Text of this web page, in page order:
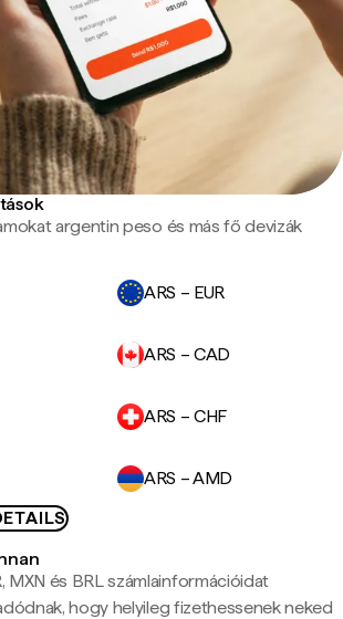
argentin peso és más fő devizák
ARS – EUR
ARS – CAD
ARS – CHF
ARS – AMD
MXN és BRL számlainformációidat
hogy helyileg fizethessenek neked